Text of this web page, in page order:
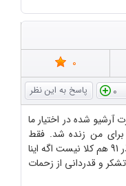
0
0
آرشیو شده در اختیار ما
برای من زنده شد. فقط
مجله آّبان 91 نمیشه دانلود کرد و مجله آذر 91 هم کلا نیست اگه اینا
و قدردانی از زحمات